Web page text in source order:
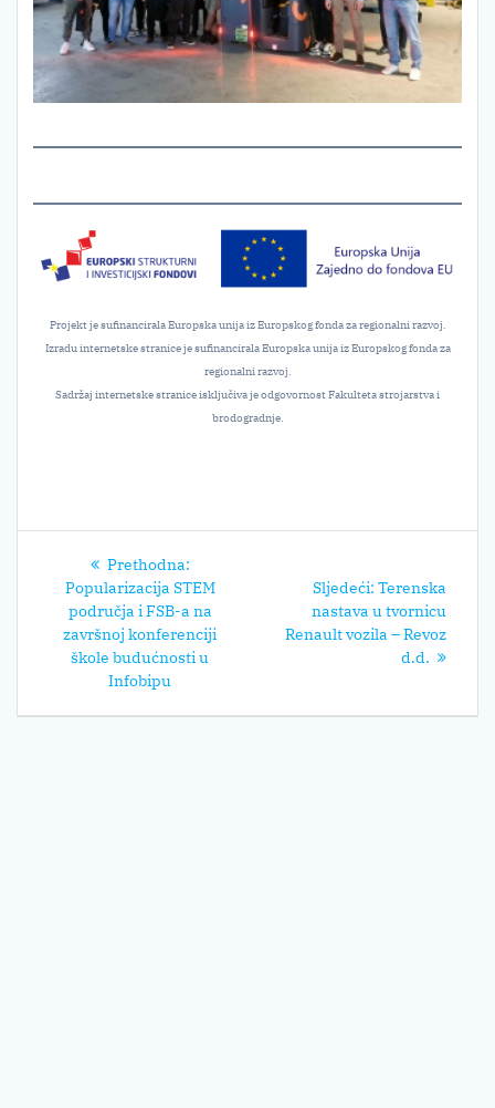
Projekt je sufinancirala Europska unija iz Europskog fonda za regionalni razvoj.
Izradu internetske stranice je sufinancirala Europska unija iz Europskog fonda za
regionalni razvoj.
Sadržaj internetske stranice isključiva je odgovornost Fakulteta strojarstva i
brodogradnje.
Navigacija
objava
Prethodna:Prethodni
post:
Popularizacija STEM
područja i FSB-a na
završnoj konferenciji
škole budućnosti u
Infobipu
Sljedeći: Sljedeći
post:
Terenska
nastava u tvornicu
Renault vozila – Revoz
d.d.